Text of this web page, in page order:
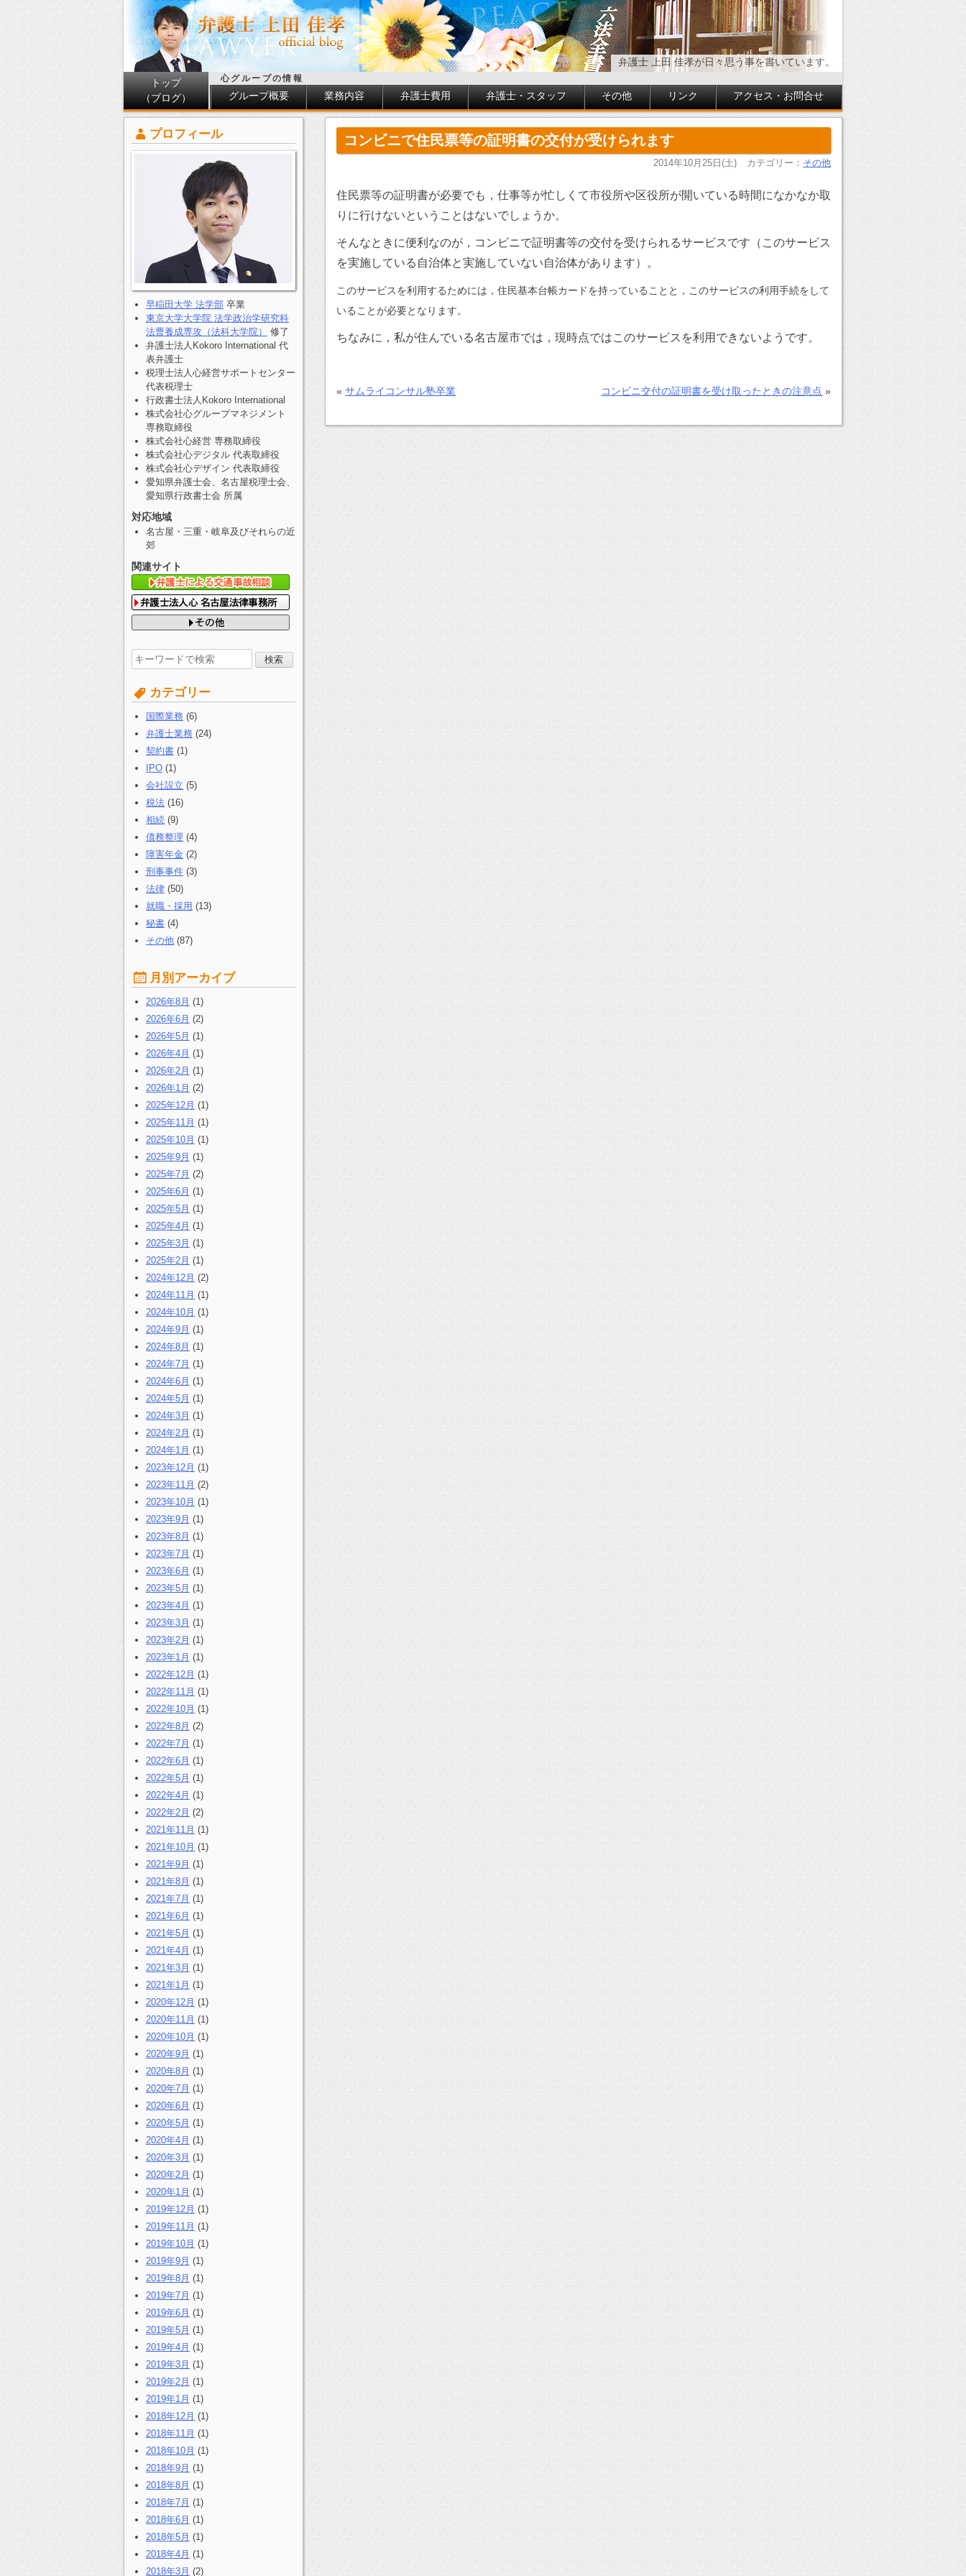
弁護士 上田 佳孝が日々思う事を書いています。
トップ
（ブログ）
心グループの情報
グループ概要 業務内容 弁護士費用 弁護士・スタッフ その他 リンク アクセス・お問合せ
コンビニで住民票等の証明書の交付が受けられます
2014年10月25日(土) カテゴリー： その他
住民票等の証明書が必要でも，仕事等が忙しくて市役所や区役所が開いている時間になかなか取
りに行けないということはないでしょうか。
そんなときに便利なのが，コンビニで証明書等の交付を受けられるサービスです（このサービス
を実施している自治体と実施していない自治体があります）。
このサービスを利用するためには，住民基本台帳カードを持っていることと，このサービスの利用手続をして
いることが必要となります。
ちなみに，私が住んでいる名古屋市では，現時点ではこのサービスを利用できないようです。
« サムライコンサル塾卒業 コンビニ交付の証明書を受け取ったときの注意点 »
プロフィール
早稲田大学 法学部 卒業
東京大学大学院 法学政治学研究科
法曹養成専攻（法科大学院）
修了
弁護士法人Kokoro International 代
表弁護士
税理士法人心経営サポートセンター
代表税理士
行政書士法人Kokoro International
株式会社心グループマネジメント
専務取締役
株式会社心経営 専務取締役
株式会社心デジタル 代表取締役
株式会社心デザイン 代表取締役
愛知県弁護士会、名古屋税理士会、
愛知県行政書士会 所属
対応地域
名古屋・三重・岐阜及びそれらの近
郊
関連サイト
検
索
す
る:
カテゴリー
国際業務 (6)
弁護士業務 (24)
契約書 (1)
IPO (1)
会社設立 (5)
税法 (16)
相続 (9)
債務整理 (4)
障害年金 (2)
刑事事件 (3)
法律 (50)
就職・採用 (13)
秘書 (4)
その他 (87)
月別アーカイブ
2026年8月 (1)
2026年6月 (2)
2026年5月 (1)
2026年4月 (1)
2026年2月 (1)
2026年1月 (2)
2025年12月 (1)
2025年11月 (1)
2025年10月 (1)
2025年9月 (1)
2025年7月 (2)
2025年6月 (1)
2025年5月 (1)
2025年4月 (1)
2025年3月 (1)
2025年2月 (1)
2024年12月 (2)
2024年11月 (1)
2024年10月 (1)
2024年9月 (1)
2024年8月 (1)
2024年7月 (1)
2024年6月 (1)
2024年5月 (1)
2024年3月 (1)
2024年2月 (1)
2024年1月 (1)
2023年12月 (1)
2023年11月 (2)
2023年10月 (1)
2023年9月 (1)
2023年8月 (1)
2023年7月 (1)
2023年6月 (1)
2023年5月 (1)
2023年4月 (1)
2023年3月 (1)
2023年2月 (1)
2023年1月 (1)
2022年12月 (1)
2022年11月 (1)
2022年10月 (1)
2022年8月 (2)
2022年7月 (1)
2022年6月 (1)
2022年5月 (1)
2022年4月 (1)
2022年2月 (2)
2021年11月 (1)
2021年10月 (1)
2021年9月 (1)
2021年8月 (1)
2021年7月 (1)
2021年6月 (1)
2021年5月 (1)
2021年4月 (1)
2021年3月 (1)
2021年1月 (1)
2020年12月 (1)
2020年11月 (1)
2020年10月 (1)
2020年9月 (1)
2020年8月 (1)
2020年7月 (1)
2020年6月 (1)
2020年5月 (1)
2020年4月 (1)
2020年3月 (1)
2020年2月 (1)
2020年1月 (1)
2019年12月 (1)
2019年11月 (1)
2019年10月 (1)
2019年9月 (1)
2019年8月 (1)
2019年7月 (1)
2019年6月 (1)
2019年5月 (1)
2019年4月 (1)
2019年3月 (1)
2019年2月 (1)
2019年1月 (1)
2018年12月 (1)
2018年11月 (1)
2018年10月 (1)
2018年9月 (1)
2018年8月 (1)
2018年7月 (1)
2018年6月 (1)
2018年5月 (1)
2018年4月 (1)
2018年3月 (2)